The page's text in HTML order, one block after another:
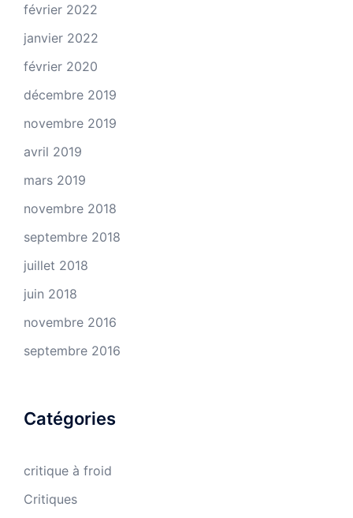
février 2022
janvier 2022
février 2020
décembre 2019
novembre 2019
avril 2019
mars 2019
novembre 2018
septembre 2018
juillet 2018
juin 2018
novembre 2016
septembre 2016
Catégories
critique à froid
Critiques